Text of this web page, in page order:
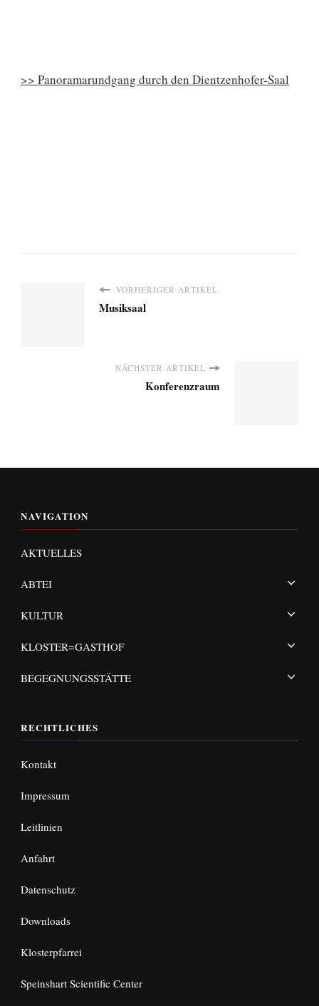
>> Panoramarundgang durch den Dientzenhofer-Saal
VORHERIGER ARTIKEL
Musiksaal
NÄCHSTER ARTIKEL
Konferenzraum
NAVIGATION
AKTUELLES
ABTEI
KULTUR
KLOSTER=GASTHOF
BEGEGNUNGSSTÄTTE
RECHTLICHES
Kontakt
Impressum
Leitlinien
Anfahrt
Datenschutz
Downloads
Klosterpfarrei
Speinshart Scientific Center